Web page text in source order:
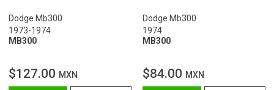
Dodge Mb300
1973-1974
MB300
$127.00 MXN
Dodge Mb300
1974
MB300
$84.00 MXN